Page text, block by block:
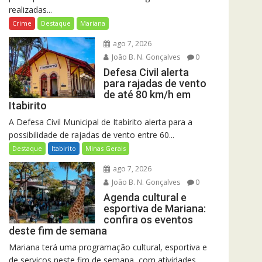
realizadas...
Crime Destaque Mariana
ago 7, 2026
João B. N. Gonçalves
0
Defesa Civil alerta
para rajadas de vento
de até 80 km/h em
Itabirito
A Defesa Civil Municipal de Itabirito alerta para a
possibilidade de rajadas de vento entre 60...
Destaque Itabirito Minas Gerais
ago 7, 2026
João B. N. Gonçalves
0
Agenda cultural e
esportiva de Mariana:
confira os eventos
deste fim de semana
Mariana terá uma programação cultural, esportiva e